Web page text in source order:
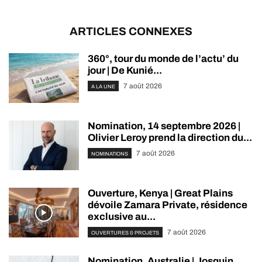
ARTICLES CONNEXES
360°, tour du monde de l’actu’ du
jour | De Kunié...
A LA UNE 7 août 2026
Nomination, 14 septembre 2026 |
Olivier Leroy prend la direction du...
NOMINATIONS 7 août 2026
Ouverture, Kenya | Great Plains
dévoile Zamara Private, résidence
exclusive au...
OUVERTURES & PROJETS 7 août 2026